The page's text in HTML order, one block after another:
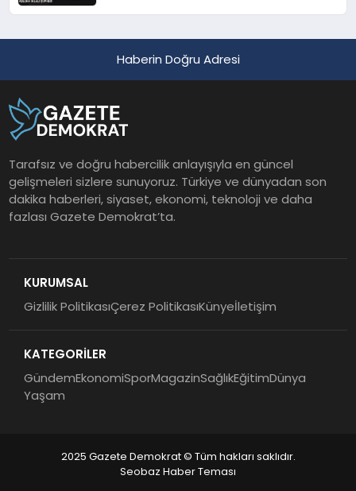
Haberin Doğru Adresi
Tarafsız ve doğru habercilik anlayışıyla en güncel
gelişmeleri sizlere sunuyoruz. Türkiye ve dünyadan son
dakika haberleri, siyaset, ekonomi, teknoloji ve daha
fazlası Gazete Demokrat’ta.
KURUMSAL
Gizlilik PolitikasıÇerez PolitikasıKünyeİletişim
KATEGORİLER
GündemEkonomiSporMagazinSağlıkEğitimDünya
Yaşam
2025 Gazete Demokrat © Tüm hakları saklıdır.
Seobaz Haber Teması